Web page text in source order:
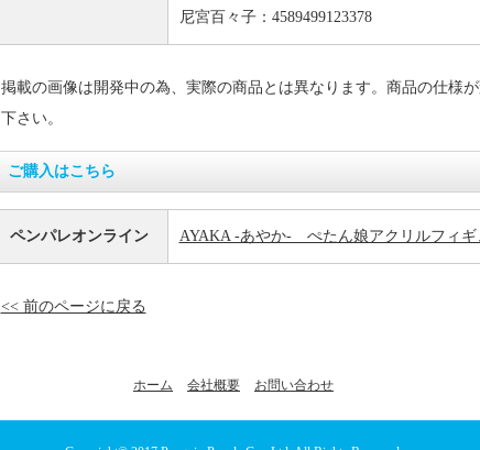
尼宮百々子：4589499123378
掲載の画像は開発中の為、実際の商品とは異なります。商品の仕様
下さい。
ご購入はこちら
ペンパレオンライン AYAKA ‐あやか‐ ぺたん娘アクリルフィギ
<< 前のページに戻る
ホーム 会社概要 お問い合わせ